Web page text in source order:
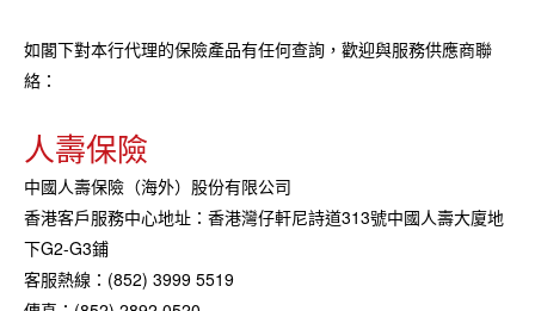
如閣下對本行代理的保險產品有任何查詢，歡迎與服務供應商聯
絡：
人壽保險
中國人壽保險（海外）股份有限公司
香港客戶服務中心地址：香港灣仔軒尼詩道313號中國人壽大廈地
下G2-G3鋪
客服熱線：(852) 3999 5519